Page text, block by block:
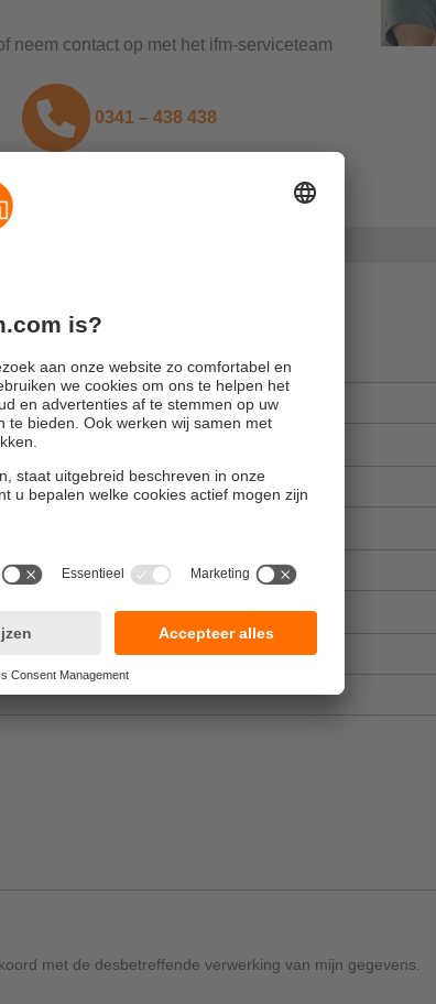
neem contact op met het ifm-serviceteam
0341 – 438 438
met de desbetreffende verwerking van mijn gegevens.